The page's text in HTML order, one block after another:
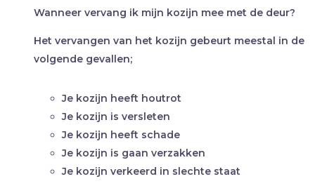
Wanneer vervang ik mijn kozijn mee met de deur?
Het vervangen van het kozijn gebeurt meestal in de
volgende gevallen;
Je kozijn heeft houtrot
Je kozijn is versleten
Je kozijn heeft schade
Je kozijn is gaan verzakken
Je kozijn verkeerd in slechte staat